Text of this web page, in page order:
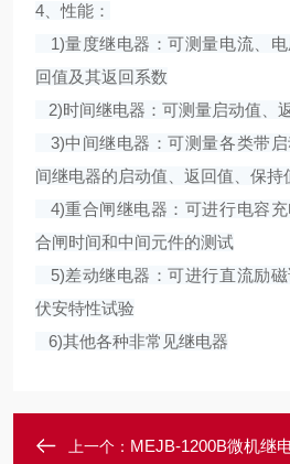
4、性能：
1)量度继电器：可测量电流、
回值及其返回系数
2)时间继电器：可测量启动值、
3)中间继电器：可测量各类带
间继电器的启动值、返回值、保持
4)重合闸继电器：可进行电容
合闸时间和中间元件的测试
5)差动继电器：可进行直流励磁
伏安特性试验
6)其他各种非常见继电器
上一个： MEJB-1200B微机继